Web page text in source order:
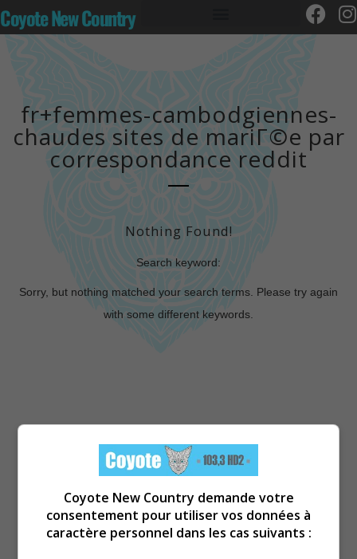
Coyote New Country
fr+femmes-cambodgiennes-
chaudes sites de mariГ©e par
correspondance reddit
Nothing Found!
Search keyword:
Sorry, but nothing matched your search terms. Please try again
with some different keywords.
Coyote New Country demande votre
consentement pour utiliser vos données à
caractère personnel dans les cas suivants :